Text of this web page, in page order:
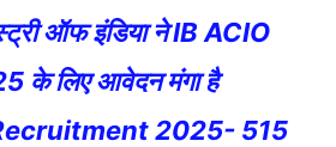
ऑफ इंडिया ने IB ACIO
के लिए आवेदन मंगा है
2025- 515